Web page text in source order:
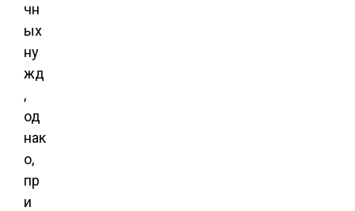
чн
ых
ну
жд
,
од
нак
о,
пр
и